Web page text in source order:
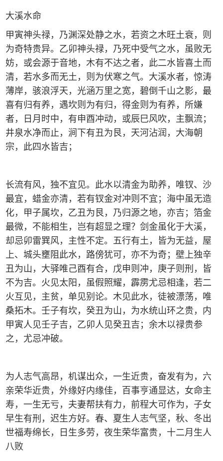
大溪水命
甲寅神头禄，乃渊深处静之水，若资之木旺土衰，则
为奇特贵异。乙卯神头禄，乃死中受气之水，虽败无
妨，或会源于音地，木有不达之者，此二水皆喜土而
清，若水多而无土，则为伏寒之气。大溪水者，惊涛
薄岸，骇浪浮天，光涵万里之宽，碧倒千山之影，最
喜有归有养，遇坎则为有归，得金则为有养，所嫌
者，日月时中，有申酉冲动，或辰巳风吹，主飘流；
井泉水净而止，涧下有丑为艮，天河沾润，大海朝
宗，此四水皆吉；
长流有风，独不宜见。此水以清金为助养，唯钗、沙
最宜，蜡金亦清，若有钗金对冲则不宜；海中虽无造
化，甲子属坎，乙丑为艮，乃归源之地，亦吉；箔金
最微，不能相生，岂有超显之理？剑金虽化于大溪，
却忌卯雷巽风，主性不定。五行有土，皆为无益，屋
上、城头壅阻此水，路傍犹可，亦不为奇；壁上独辛
丑为山，大驿唯己酉有合，戊申则冲，庚子则刑，皆
不为吉。火见太阳，虽假照耀，霹雳尤忌相逢，若二
火互见，主贫，单见别论。木见此水，徒被漂荡，唯
桑拓木。壬子有坎，癸丑为山，为水统山环之贵，内
甲寅人见壬子吉，乙卯人见癸丑吉；余木以禄贵参
之，尤忌冲破。
为人志气高昂，机谋出众，一生近贵，奋发有为，六
亲荣华近贵，外缘好内缘佳，百事亨通显达，女命主
寿，一生无亏，夫妻帮扶有力，前程大可作为，子女
早生有刑，迟生方好。春、夏生人志气坚，秋、冬出
世福寿绵长，日生多劳，夜生荣华富贵，十二月生人
八败